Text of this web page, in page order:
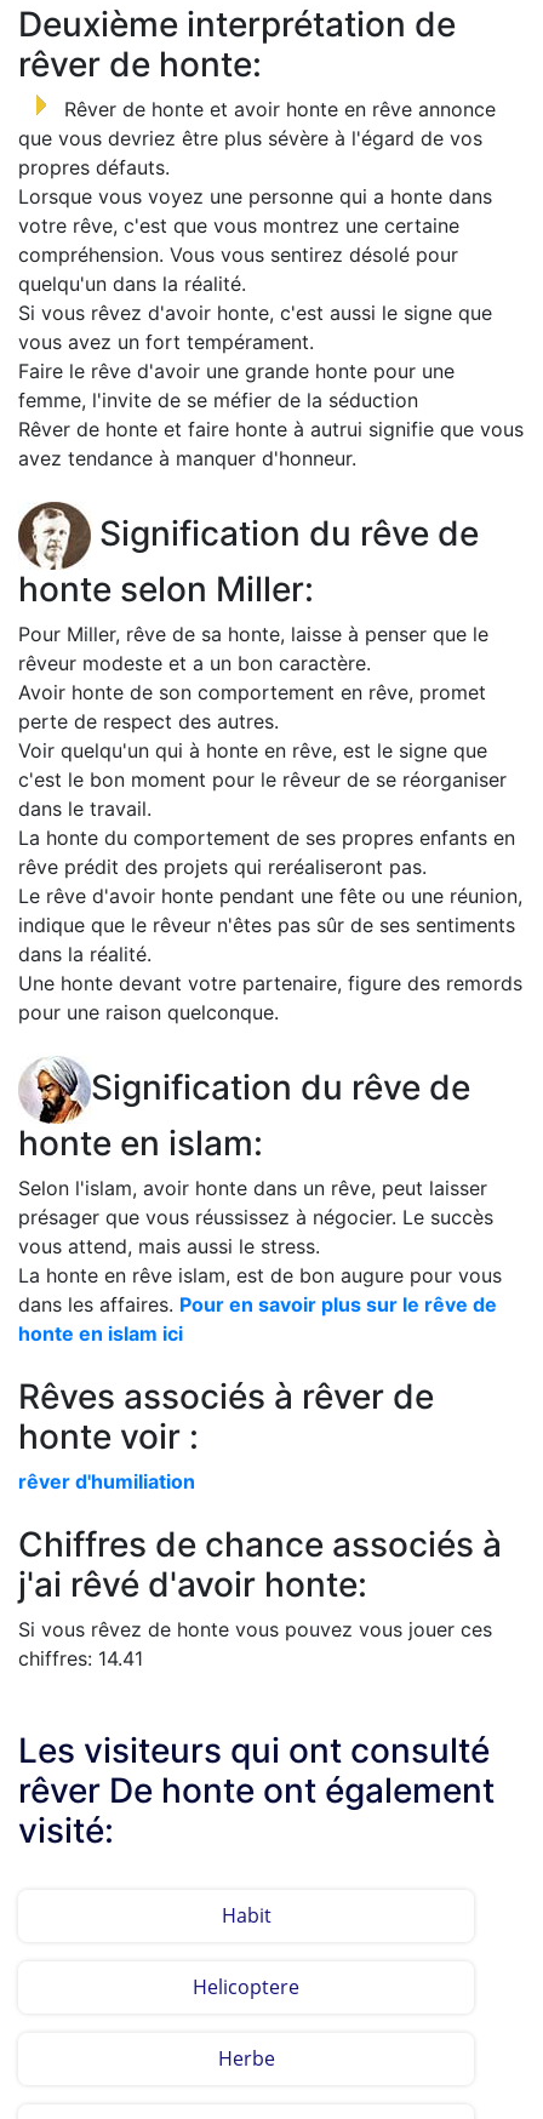
Deuxième interprétation de
rêver de honte:
Rêver de honte et avoir honte en rêve annonce
que vous devriez être plus sévère à l'égard de vos
propres défauts.
Lorsque vous voyez une personne qui a honte dans
votre rêve, c'est que vous montrez une certaine
compréhension. Vous vous sentirez désolé pour
quelqu'un dans la réalité.
Si vous rêvez d'avoir honte, c'est aussi le signe que
vous avez un fort tempérament.
Faire le rêve d'avoir une grande honte pour une
femme, l'invite de se méfier de la séduction
Rêver de honte et faire honte à autrui signifie que vous
avez tendance à manquer d'honneur.
Signification du rêve de
honte selon Miller:
Pour Miller, rêve de sa honte, laisse à penser que le
rêveur modeste et a un bon caractère.
Avoir honte de son comportement en rêve, promet
perte de respect des autres.
Voir quelqu'un qui à honte en rêve, est le signe que
c'est le bon moment pour le rêveur de se réorganiser
dans le travail.
La honte du comportement de ses propres enfants en
rêve prédit des projets qui reréaliseront pas.
Le rêve d'avoir honte pendant une fête ou une réunion,
indique que le rêveur n'êtes pas sûr de ses sentiments
dans la réalité.
Une honte devant votre partenaire, figure des remords
pour une raison quelconque.
Signification du rêve de
honte en islam:
Selon l'islam, avoir honte dans un rêve, peut laisser
présager que vous réussissez à négocier. Le succès
vous attend, mais aussi le stress.
La honte en rêve islam, est de bon augure pour vous
dans les affaires. Pour en savoir plus sur le rêve de
honte en islam ici
Rêves associés à rêver de
honte voir :
rêver d'humiliation
Chiffres de chance associés à
j'ai rêvé d'avoir honte:
Si vous rêvez de honte vous pouvez vous jouer ces
chiffres: 14.41
Les visiteurs qui ont consulté
rêver De honte ont également
visité:
Habit
Helicoptere
Herbe